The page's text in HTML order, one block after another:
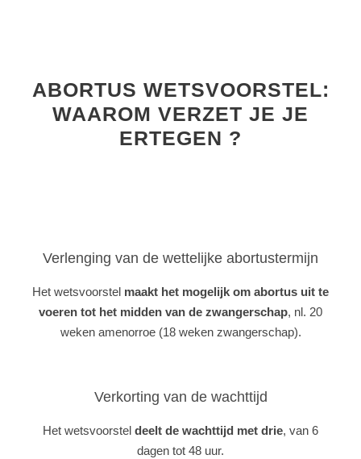
ABORTUS WETSVOORSTEL:
WAAROM VERZET JE JE
ERTEGEN ?
Verlenging van de wettelijke abortustermijn
Het wetsvoorstel maakt het mogelijk om abortus uit te
voeren tot het midden van de zwangerschap, nl. 20
weken amenorroe (18 weken zwangerschap).
Verkorting van de wachttijd
Het wetsvoorstel deelt de wachttijd met drie, van 6
dagen tot 48 uur.